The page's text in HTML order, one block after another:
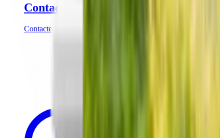
Contact
Contacteer onze partnershipmanagers